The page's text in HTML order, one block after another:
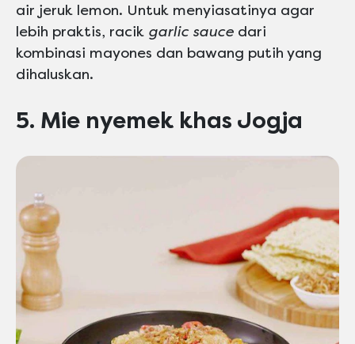
air jeruk lemon. Untuk menyiasatinya agar
lebih praktis, racik garlic sauce dari
kombinasi mayones dan bawang putih yang
dihaluskan.
5. Mie nyemek khas Jogja